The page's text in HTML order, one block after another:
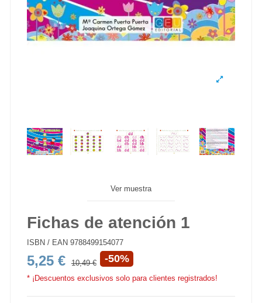
Ver muestra
Fichas de atención 1
ISBN / EAN 9788499154077
5,25 € 10,49 € -50%
* ¡Descuentos exclusivos solo para clientes registrados!